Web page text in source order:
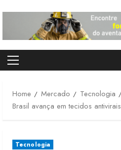
Primary
Home
Mercado
Tecnologia
Brasil avança em tecidos antivirais
Tecnologia